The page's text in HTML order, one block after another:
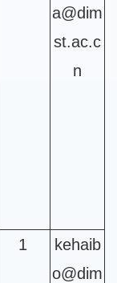
a@dim
st.ac.c
n
1
kehaib
o@dim